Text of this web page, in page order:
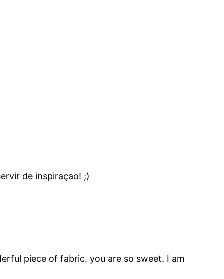
de inspiraçao! ;)
piece of fabric. you are so sweet. I am